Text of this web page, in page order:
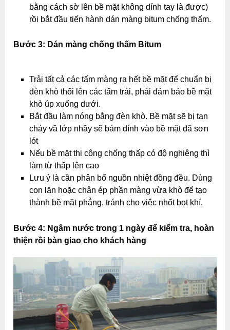
bằng cách sờ lên bề mặt không dính tay là được)
rồi bắt đầu tiến hành dán màng bitum chống thấm.
Bước 3: Dán màng chống thấm Bitum
Trải tất cả các tấm màng ra hết bề mặt để chuẩn bị
đèn khò thổi lên các tấm trải, phải đảm bảo bề mặt
khò úp xuống dưới.
Bắt đầu làm nóng bằng đèn khò. Bề mặt sẽ bị tan
chảy vầ lớp nhầy sẽ bám dính vào bề mặt đã sơn
lót
Nếu bề mặt thi công chống thấp có độ nghiêng thì
làm từ thấp lên cao
Lưu ý là cần phân bổ nguồn nhiệt đồng đều. Dùng
con lăn hoặc chân ép phần màng vừa khò để tạo
thành bề mặt phẳng, tránh cho việc nhốt bọt khí.
Bước 4: Ngâm nước trong 1 ngày để kiểm tra, hoàn
thiện rồi bàn giao cho khách hàng